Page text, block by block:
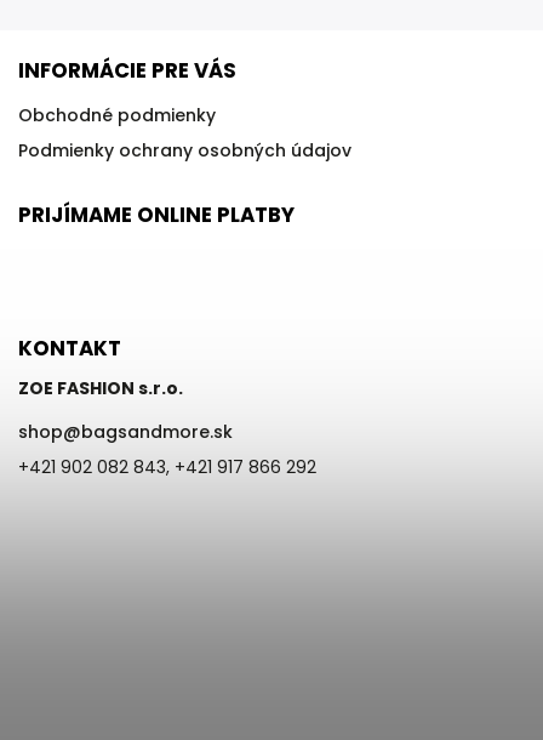
INFORMÁCIE PRE VÁS
Obchodné podmienky
Podmienky ochrany osobných údajov
PRIJÍMAME ONLINE PLATBY
KONTAKT
ZOE FASHION s.r.o.
shop@bagsandmore.sk
+421 902 082 843, +421 917 866 292